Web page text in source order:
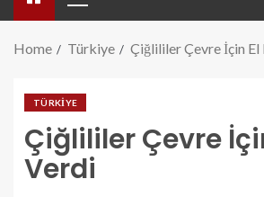
Home Türkiye Çiğlililer Çevre İçin El
TÜRKIYE
Çiğlililer Çevre
Verdi